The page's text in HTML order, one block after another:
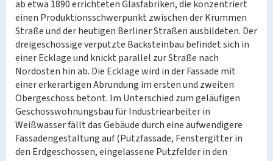
ab etwa 1890 errichteten Glasfabriken, die konzentriert
einen Produktionsschwerpunkt zwischen der Krummen
Straße und der heutigen Berliner Straßen ausbildeten. Der
dreigeschossige verputzte Backsteinbau befindet sich in
einer Ecklage und knickt parallel zur Straße nach
Nordosten hin ab. Die Ecklage wird in der Fassade mit
einer erkerartigen Abrundung im ersten und zweiten
Obergeschoss betont. Im Unterschied zum geläufigen
Geschosswohnungsbau für Industriearbeiter in
Weißwasser fällt das Gebäude durch eine aufwendigere
Fassadengestaltung auf (Putzfassade, Fenstergitter in
den Erdgeschossen, eingelassene Putzfelder in den